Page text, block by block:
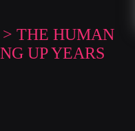
> THE HUMAN
UP YEARS